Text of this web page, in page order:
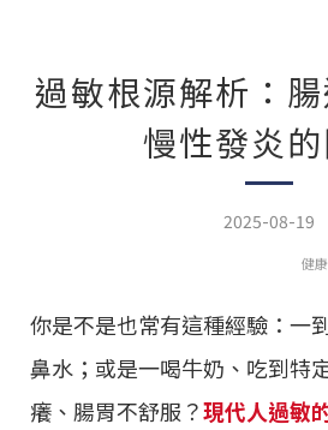
過敏根源解析：
慢性發炎
2025-08-19
健
你是不是也常有這種經驗：一
鼻水；或是一喝牛奶、吃到特
癢、腸胃不舒服？現代人過敏